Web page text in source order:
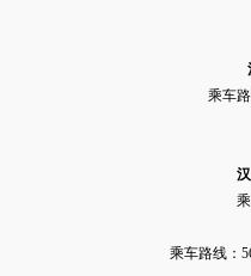
乘车
乘车路线：